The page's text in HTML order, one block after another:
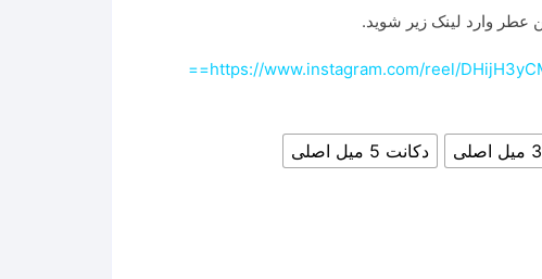
عطر وارد لینک زیر شوید.
https://www.instagram.com/reel/
دکانت 5 میل اصلی